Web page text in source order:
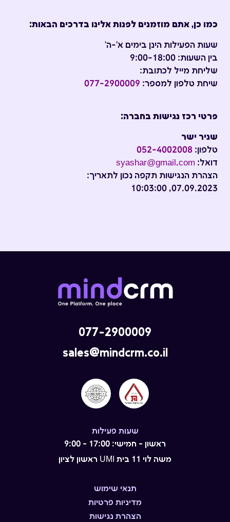
כמו כן, אתם מוזמנים לפנות אלינו בדרכים הבאות:
שעות הפעילות הינן בימים א'-ה'
בין השעות: 9:00-18:00
שליחת מייל לכתובת:
שיחת טלפון למספר: 077-2900009
פרטי רכז נגישות בחברה:
שניר ישר
טלפון: 052-4002008
דואל: syashar@gmail.com
הצהרת הנגישות תקפה נכון לתאריך:
07.09.2023, 10:03:00
שעות פעילות
ראשון - חמישי: 17:00 - 9:00
משה לוי 11 בית UMI ראשון לציון
תנאי שימוש
מדיניות פרטיות
הצהרת נגישות
077-2900009
sales@mindcrm.co.il